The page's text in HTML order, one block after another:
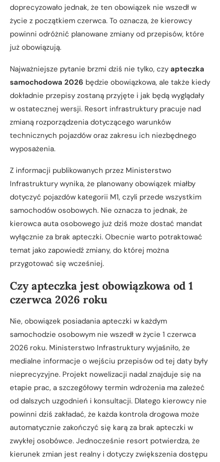
doprecyzowało jednak, że ten obowiązek nie wszedł w
życie z początkiem czerwca. To oznacza, że kierowcy
powinni odróżnić planowane zmiany od przepisów, które
już obowiązują.
Najważniejsze pytanie brzmi dziś nie tylko, czy apteczka
samochodowa 2026 będzie obowiązkowa, ale także kiedy
dokładnie przepisy zostaną przyjęte i jak będą wyglądały
w ostatecznej wersji. Resort infrastruktury pracuje nad
zmianą rozporządzenia dotyczącego warunków
technicznych pojazdów oraz zakresu ich niezbędnego
wyposażenia.
Z informacji publikowanych przez Ministerstwo
Infrastruktury wynika, że planowany obowiązek miałby
dotyczyć pojazdów kategorii M1, czyli przede wszystkim
samochodów osobowych. Nie oznacza to jednak, że
kierowca auta osobowego już dziś może dostać mandat
wyłącznie za brak apteczki. Obecnie warto potraktować
temat jako zapowiedź zmiany, do której można
przygotować się wcześniej.
Czy apteczka jest obowiązkowa od 1
czerwca 2026 roku
Nie, obowiązek posiadania apteczki w każdym
samochodzie osobowym nie wszedł w życie 1 czerwca
2026 roku. Ministerstwo Infrastruktury wyjaśniło, że
medialne informacje o wejściu przepisów od tej daty były
nieprecyzyjne. Projekt nowelizacji nadal znajduje się na
etapie prac, a szczegółowy termin wdrożenia ma zależeć
od dalszych uzgodnień i konsultacji. Dlatego kierowcy nie
powinni dziś zakładać, że każda kontrola drogowa może
automatycznie zakończyć się karą za brak apteczki w
zwykłej osobówce. Jednocześnie resort potwierdza, że
kierunek zmian jest realny i dotyczy zwiększenia dostępu